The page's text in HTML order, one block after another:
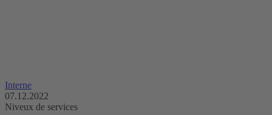
Interne
07.12.2022
Niveux de services